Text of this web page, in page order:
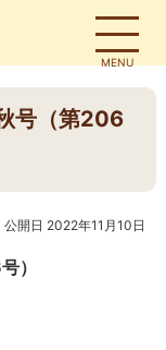
MENU
号（第206
公開日 2022年11月10日
号）